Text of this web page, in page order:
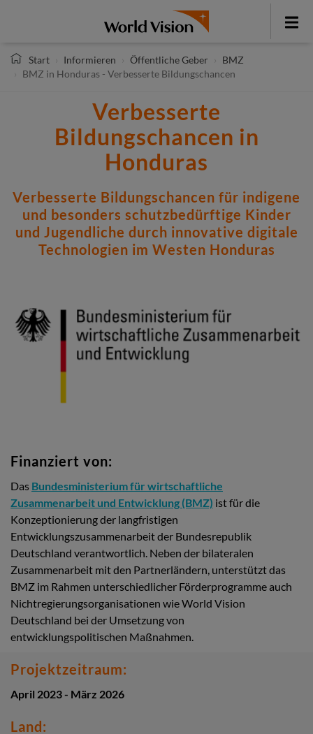
Toggle
Start
Informieren Öffentliche Geber
BMZ
BMZ in Honduras - Verbesserte Bildungschancen
Verbesserte
Bildungschancen in
Honduras
Verbesserte Bildungschancen für indigene
und besonders schutzbedürftige Kinder
und Jugendliche durch innovative digitale
Technologien im Westen Honduras
Finanziert von:
Das Bundesministerium für wirtschaftliche
Zusammenarbeit und Entwicklung (BMZ) ist für die
Konzeptionierung der langfristigen
Entwicklungszusammenarbeit der Bundesrepublik
Deutschland verantwortlich. Neben der bilateralen
Zusammenarbeit mit den Partnerländern, unterstützt das
BMZ im Rahmen unterschiedlicher Förderprogramme auch
Nichtregierungsorganisationen wie World Vision
Deutschland bei der Umsetzung von
entwicklungspolitischen Maßnahmen.
Projektzeitraum:
April 2023 - März 2026
Land: